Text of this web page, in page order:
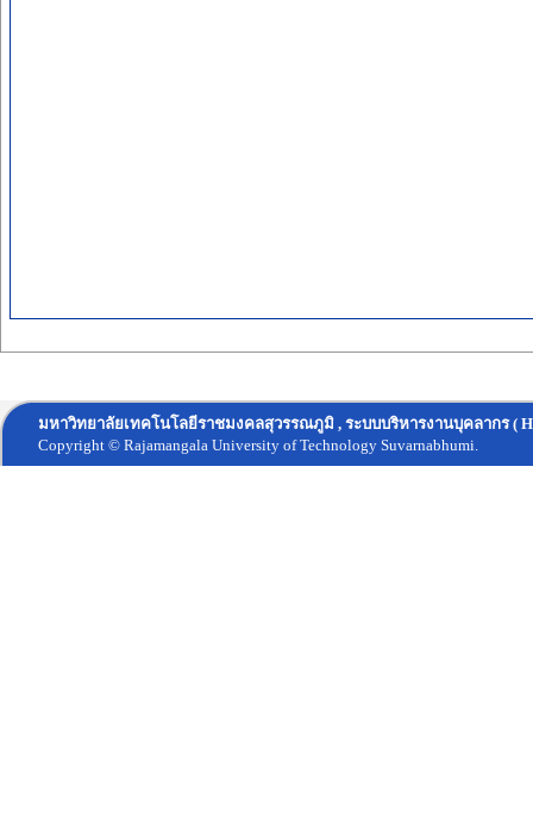
มหาวิทยาลัยเทคโนโลยีราชมงคลสุวรรณภูมิ , ระบบบริหารงานบุคลากร (
Copyright © Rajamangala University of Technology Suvarnabhumi.